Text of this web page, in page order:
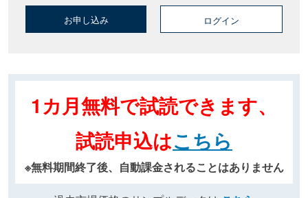
お申し込み ログイン
1カ月無料で試読できます、
試読申込はこちら
※無料期間終了後、自動課金されることはありません